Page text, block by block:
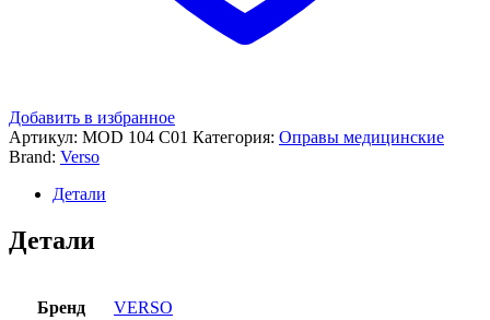
Добавить в избранное
Артикул: MOD 104 C01 Категория: Оправы медицинские
Brand: Verso
Детали
Детали
Бренд VERSO